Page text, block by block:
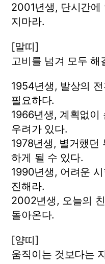
2001년생, 단시간에
지마라.
[말띠]
고비를 넘겨 모두 해
1954년생, 발상의
필요하다.
1966년생, 계획없이
우려가 있다.
1978년생, 별거했던
하게 될 수 있다.
1990년생, 어려운
진해라.
2002년생, 오늘의
돌아온다.
[양띠]
움직이는 것보다는